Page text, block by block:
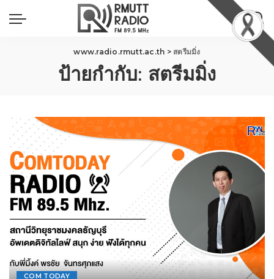
www.radio.rmutt.ac.th > สตรีมมิ่ง
ป้ายกำกับ: สตรีมมิ่ง
COM TODAY